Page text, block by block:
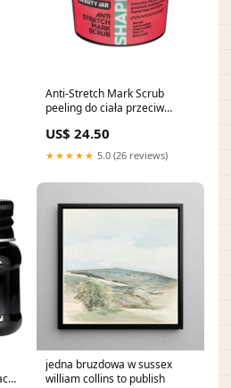
Anti-Stretch Mark Scrub
peeling do ciała przeciw
US$ 24.50
★★★★★ 5.0 (26 reviews)
jedna bruzdowa w sussex
william collins to publish